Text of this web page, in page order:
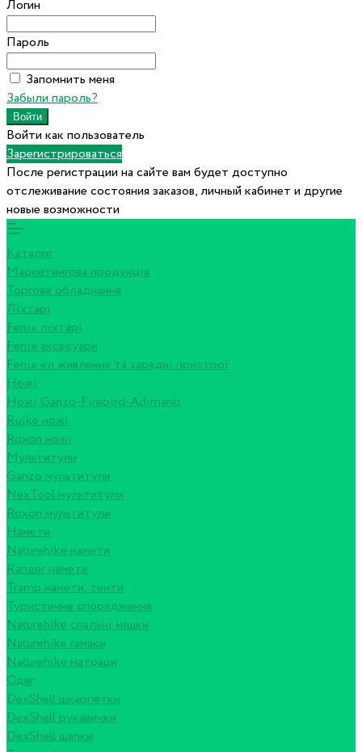
Логин
Пароль
Запомнить меня
Забыли пароль?
Войти как пользователь
Зарегистрироваться
После регистрации на сайте вам будет доступно
отслеживание состояния заказов, личный кабинет и другие
новые возможности
Каталог
Маркетингова продукція
Торгове обладнання
Ліхтарі
Fenix ліхтарі
Fenix аксесуари
Fenix ел живлення та зарядні пристрої
Ножі
Ножі Ganzo-Firebird-Adimanti
Ruike ножі
Roxon ножi
Мультитули
Ganzo мультитули
NexTool мультитули
Roxon мультитули
Намети
Naturehike намети
Ranger намети
Tramp намети, тенти
Туристичне спорядження
Naturehike спальні мішки
Naturehike гамаки
Naturehike матраци
Одяг
DexShell шкарпетки
DexShell рукавички
DexShell шапки